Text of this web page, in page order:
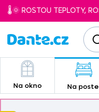
🌡️🌞 ROSTOU TEPLOTY,
Na okno Na